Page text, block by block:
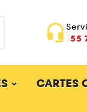
headset_mic 55
CARTES